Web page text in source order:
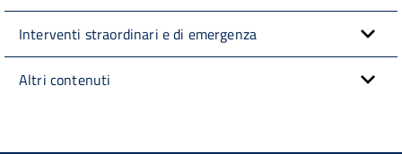
Interventi straordinari e di emergenza
Altri contenuti